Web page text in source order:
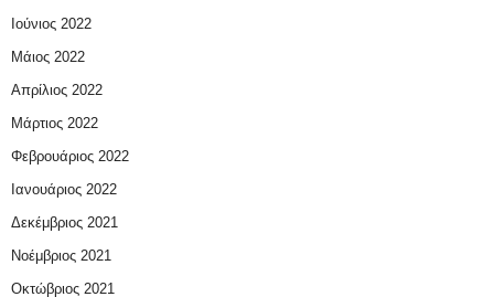
Ιούνιος 2022
Μάιος 2022
Απρίλιος 2022
Μάρτιος 2022
Φεβρουάριος 2022
Ιανουάριος 2022
Δεκέμβριος 2021
Νοέμβριος 2021
Οκτώβριος 2021